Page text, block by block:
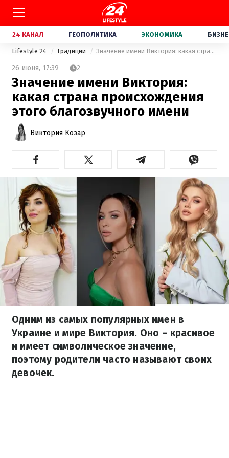
24 КАНАЛ ГЕОПОЛИТИКА ЭКОНОМИКА
Lifestyle 24 Традиции Значение имени Виктория: какая страна происхождения этого благозвучного имени
26 июня, 17:39 2
Значение имени Виктория:
какая страна происхождения
этого благозвучного имени
Виктория Козар
Одним из самых популярных имен в
Украине и мире Виктория. Оно – красивое
и имеет символическое значение,
поэтому родители часто называют своих
девочек.